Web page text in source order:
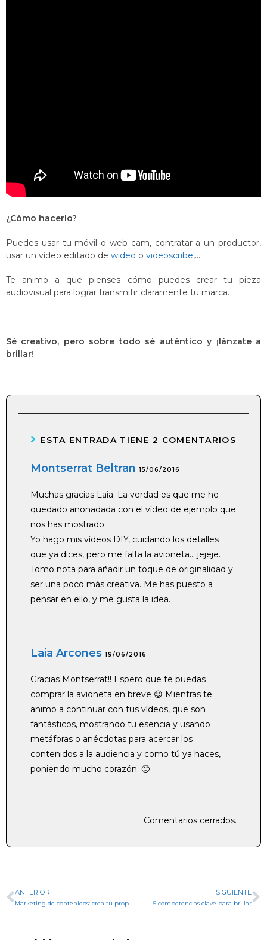
¿Cómo hacerlo?
Puedes usar tu móvil o web cam, contratar a un productor,
usar un vídeo editado de wideo o videoscribe,….
Te animo a que pienses cómo puedes crear tu pieza
audiovisual para lograr transmitir claramente tu marca.
Sé creativo, pero sobre todo sé auténtico y ¡lánzate a
brillar!
ESTA ENTRADA TIENE 2 COMENTARIOS
Montserrat Beltran 15/06/2016
Muchas gracias Laia. La verdad es que me he
quedado anonadada con el vídeo de ejemplo que
nos has mostrado.
Yo hago mis vídeos DIY, cuidando los detalles
que ya dices, pero me falta la avioneta… jejeje.
Tomo nota para añadir un toque de originalidad y
ser una poco más creativa. Me has puesto a
pensar en ello, y me gusta la idea.
Laia Arcones 19/06/2016
Gracias Montserrat!! Espero que te puedas
comprar la avioneta en breve 😉 Mientras te
animo a continuar con tus vídeos, que son
fantásticos, mostrando tu esencia y usando
metáforas o anécdotas para acercar los
contenidos a la audiencia y como tú ya haces,
poniendo mucho corazón. 🙂
Comentarios cerrados.
ANTERIOR
Marketing de contenidos: crea tu propia estrategia personal
SIGUIENTE
5 competencias clave para brillar